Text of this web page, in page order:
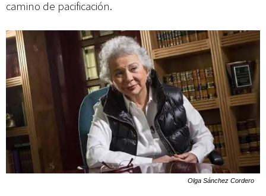
camino de pacificación.
Olga Sánchez Cordero